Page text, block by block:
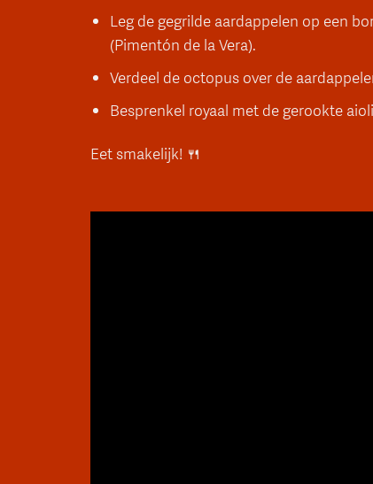
Leg de gegrilde aardappelen op een
(Pimentón de la Vera).
Verdeel de octopus over de
Besprenkel royaal met de gerookte
Eet smakelijk! 🍴